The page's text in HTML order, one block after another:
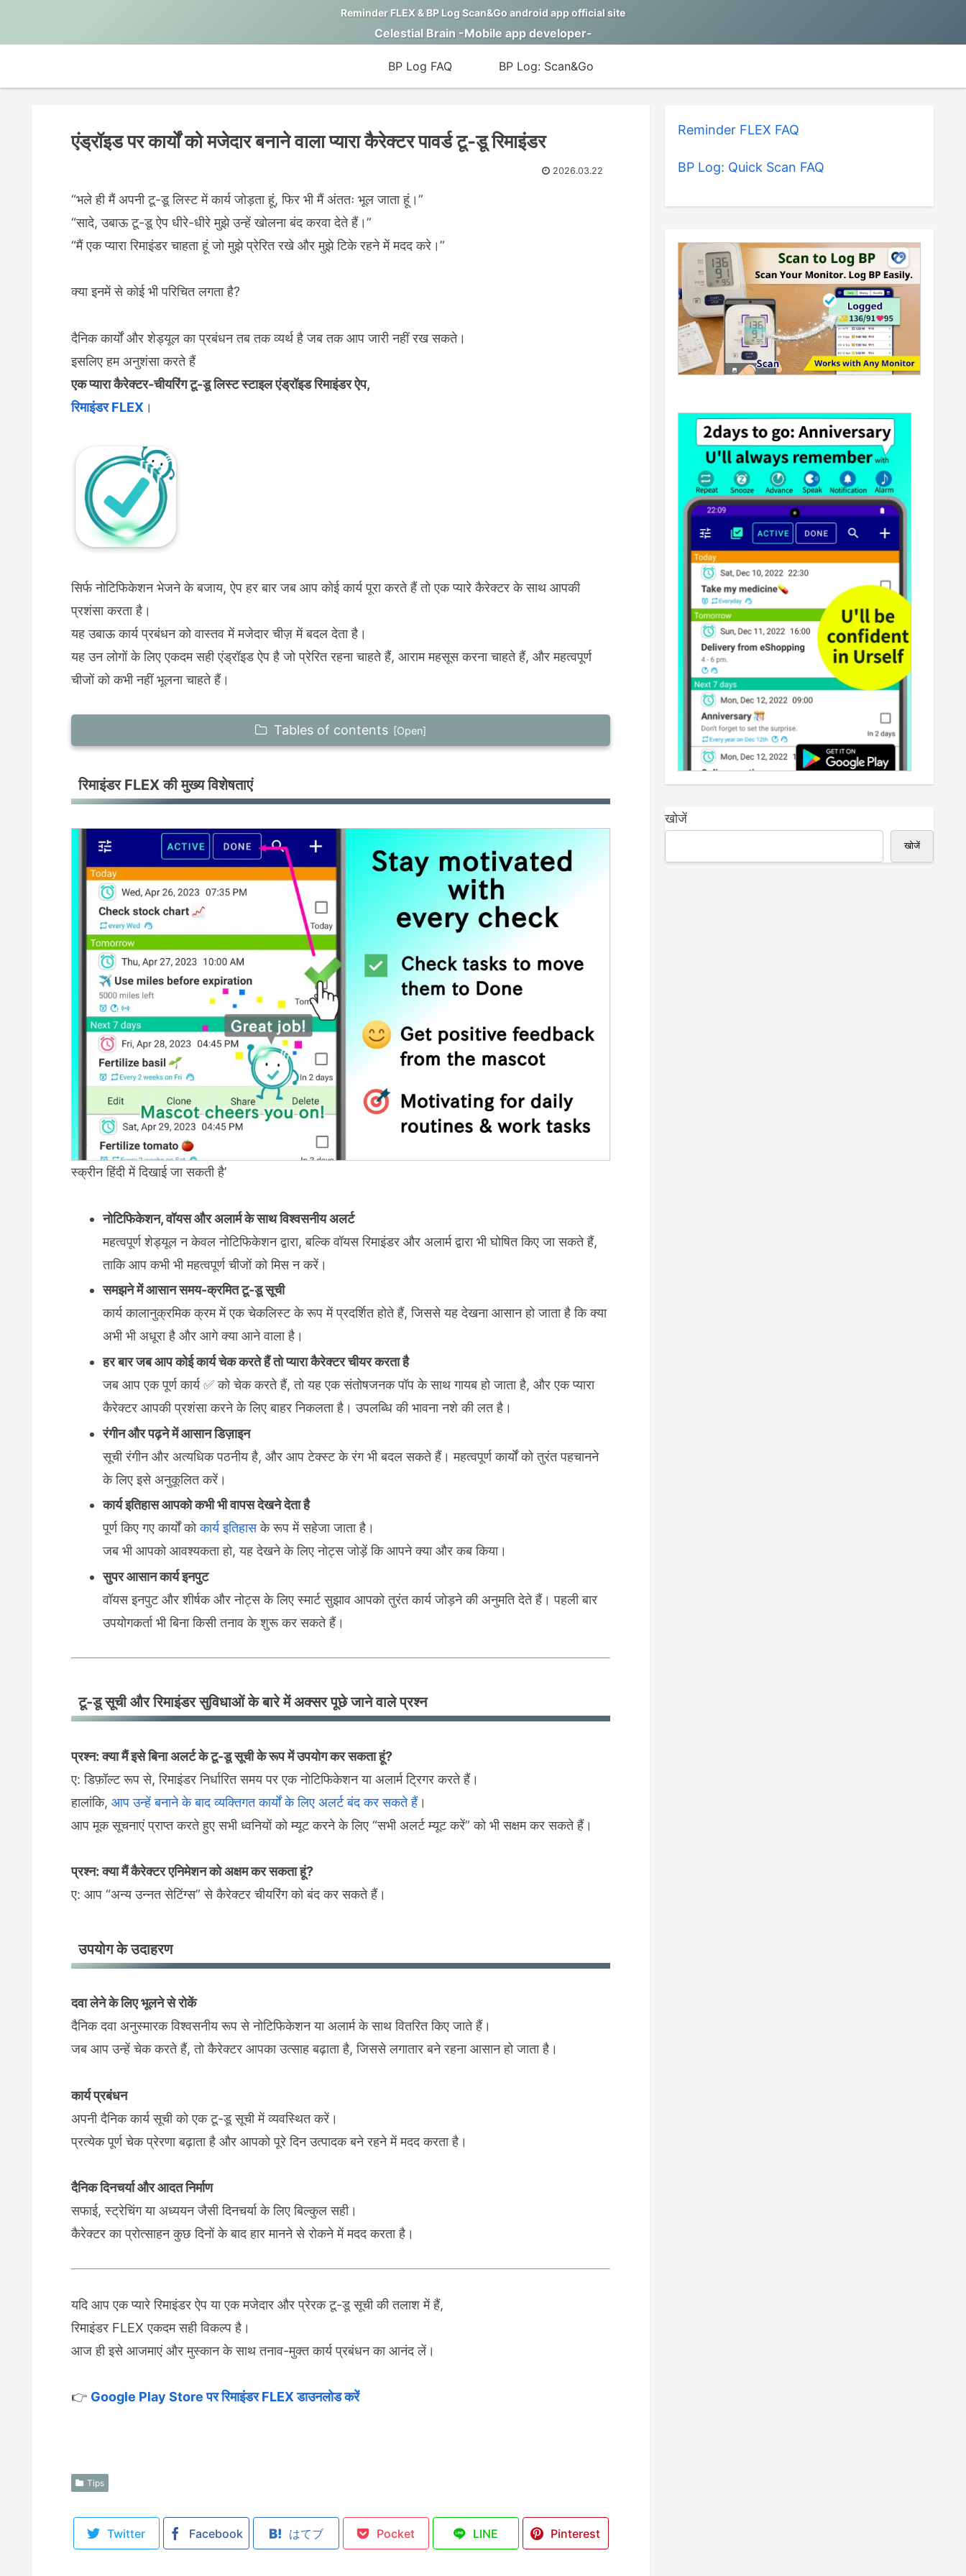
Reminder FLEX & BP Log Scan&Go android app official site
Celestial Brain -Mobile app developer-
BP Log FAQ BP Log: Scan&Go
एंड्रॉइड पर कार्यों को मजेदार बनाने वाला प्यारा कैरेक्टर पावर्ड टू-डू रिमाइंडर
2026.03.22
“भले ही मैं अपनी टू-डू लिस्ट में कार्य जोड़ता हूं, फिर भी मैं अंततः भूल जाता हूं।”
“सादे, उबाऊ टू-डू ऐप धीरे-धीरे मुझे उन्हें खोलना बंद करवा देते हैं।”
“मैं एक प्यारा रिमाइंडर चाहता हूं जो मुझे प्रेरित रखे और मुझे टिके रहने में मदद करे।”
क्या इनमें से कोई भी परिचित लगता है?
दैनिक कार्यों और शेड्यूल का प्रबंधन तब तक व्यर्थ है जब तक आप जारी नहीं रख सकते।
इसलिए हम अनुशंसा करते हैं
एक प्यारा कैरेक्टर-चीयरिंग टू-डू लिस्ट स्टाइल एंड्रॉइड रिमाइंडर ऐप,
रिमाइंडर FLEX ।
सिर्फ नोटिफिकेशन भेजने के बजाय, ऐप हर बार जब आप कोई कार्य पूरा करते हैं तो एक प्यारे कैरेक्टर के साथ आपकी
प्रशंसा करता है।
यह उबाऊ कार्य प्रबंधन को वास्तव में मजेदार चीज़ में बदल देता है।
यह उन लोगों के लिए एकदम सही एंड्रॉइड ऐप है जो प्रेरित रहना चाहते हैं, आराम महसूस करना चाहते हैं, और महत्वपूर्ण
चीजों को कभी नहीं भूलना चाहते हैं।
Tables of contents
टू-डू सूची और रिमाइंडर सुविधाओं के बारे में अक्सर पूछे जाने वाले प्रश्न
उपयोग के उदाहरण
रिमाइंडर FLEX की मुख्य विशेषताएं
स्क्रीन हिंदी में दिखाई जा सकती है’
नोटिफिकेशन, वॉयस और अलार्म के साथ विश्वसनीय अलर्ट
महत्वपूर्ण शेड्यूल न केवल नोटिफिकेशन द्वारा, बल्कि वॉयस रिमाइंडर और अलार्म द्वारा भी घोषित किए जा सकते हैं,
ताकि आप कभी भी महत्वपूर्ण चीजों को मिस न करें।
समझने में आसान समय-क्रमित टू-डू सूची
कार्य कालानुक्रमिक क्रम में एक चेकलिस्ट के रूप में प्रदर्शित होते हैं, जिससे यह देखना आसान हो जाता है कि क्या
अभी भी अधूरा है और आगे क्या आने वाला है।
हर बार जब आप कोई कार्य चेक करते हैं तो प्यारा कैरेक्टर चीयर करता है
जब आप एक पूर्ण कार्य ✅️ को चेक करते हैं, तो यह एक संतोषजनक पॉप के साथ गायब हो जाता है, और एक प्यारा
कैरेक्टर आपकी प्रशंसा करने के लिए बाहर निकलता है। उपलब्धि की भावना नशे की लत है।
रंगीन और पढ़ने में आसान डिज़ाइन
सूची रंगीन और अत्यधिक पठनीय है, और आप टेक्स्ट के रंग भी बदल सकते हैं। महत्वपूर्ण कार्यों को तुरंत पहचानने
के लिए इसे अनुकूलित करें।
कार्य इतिहास आपको कभी भी वापस देखने देता है
पूर्ण किए गए कार्यों कोकार्य इतिहासके रूप में सहेजा जाता है।
जब भी आपको आवश्यकता हो, यह देखने के लिए नोट्स जोड़ें कि आपने क्या और कब किया।
सुपर आसान कार्य इनपुट
वॉयस इनपुट और शीर्षक और नोट्स के लिए स्मार्ट सुझाव आपको तुरंत कार्य जोड़ने की अनुमति देते हैं। पहली बार
उपयोगकर्ता भी बिना किसी तनाव के शुरू कर सकते हैं।
टू-डू सूची और रिमाइंडर सुविधाओं के बारे में अक्सर पूछे जाने वाले प्रश्न
प्रश्न: क्या मैं इसे बिना अलर्ट के टू-डू सूची के रूप में उपयोग कर सकता हूं?
ए: डिफ़ॉल्ट रूप से, रिमाइंडर निर्धारित समय पर एक नोटिफिकेशन या अलार्म ट्रिगर करते हैं।
हालांकि, आप उन्हें बनाने के बाद व्यक्तिगत कार्यों के लिए अलर्ट बंद कर सकते हैं।
आप मूक सूचनाएं प्राप्त करते हुए सभी ध्वनियों को म्यूट करने के लिए “सभी अलर्ट म्यूट करें” को भी सक्षम कर सकते हैं।
प्रश्न: क्या मैं कैरेक्टर एनिमेशन को अक्षम कर सकता हूं?
ए: आप “अन्य उन्नत सेटिंग्स” से कैरेक्टर चीयरिंग को बंद कर सकते हैं।
उपयोग के उदाहरण
दवा लेने के लिए भूलने से रोकें
दैनिक दवा अनुस्मारक विश्वसनीय रूप से नोटिफिकेशन या अलार्म के साथ वितरित किए जाते हैं।
जब आप उन्हें चेक करते हैं, तो कैरेक्टर आपका उत्साह बढ़ाता है, जिससे लगातार बने रहना आसान हो जाता है।
कार्य प्रबंधन
अपनी दैनिक कार्य सूची को एक टू-डू सूची में व्यवस्थित करें।
प्रत्येक पूर्ण चेक प्रेरणा बढ़ाता है और आपको पूरे दिन उत्पादक बने रहने में मदद करता है।
दैनिक दिनचर्या और आदत निर्माण
सफाई, स्ट्रेचिंग या अध्ययन जैसी दिनचर्या के लिए बिल्कुल सही।
कैरेक्टर का प्रोत्साहन कुछ दिनों के बाद हार मानने से रोकने में मदद करता है।
यदि आप एक प्यारे रिमाइंडर ऐप या एक मजेदार और प्रेरक टू-डू सूची की तलाश में हैं,
रिमाइंडर FLEX एकदम सही विकल्प है।
आज ही इसे आजमाएं और मुस्कान के साथ तनाव-मुक्त कार्य प्रबंधन का आनंद लें।
👉 Google Play Store पर रिमाइंडर FLEX डाउनलोड करें
Tips
Twitter Facebook はてブ Pocket LINE Pinterest
Reminder FLEX FAQ
BP Log: Quick Scan FAQ
खोजें
खोजें